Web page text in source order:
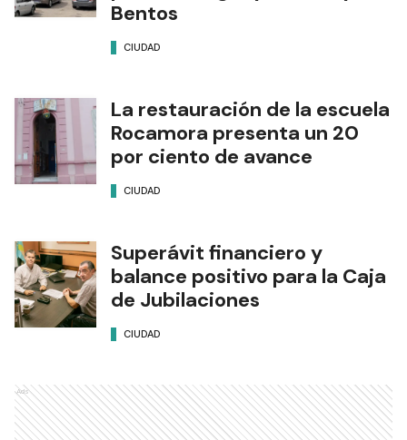
Bentos
CIUDAD
La restauración de la escuela
Rocamora presenta un 20
por ciento de avance
CIUDAD
Superávit financiero y
balance positivo para la Caja
de Jubilaciones
CIUDAD
Ads